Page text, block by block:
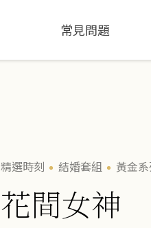
常見問題
精選時刻 結婚套組 黃金
花間女神